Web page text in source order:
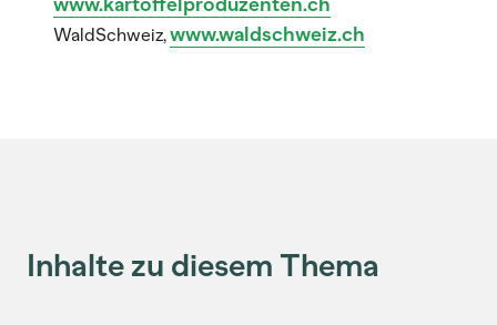
WaldSchweiz,www.waldschweiz.ch
Inhalte zu diesem Thema